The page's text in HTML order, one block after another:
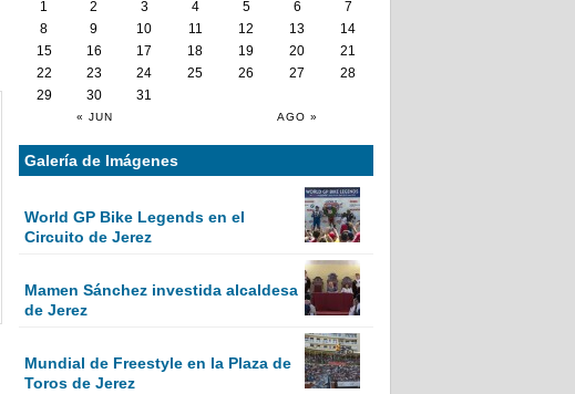
« JUN AGO »
1 2 3 4 5 6
7
8
9 10 11 12 13
14
15
16 17 18 19 20
21
22
23 24 25 26 27
28
29
30 31
Galería de Imágenes
World GP Bike Legends en el
Circuito de Jerez
Mamen Sánchez investida alcaldesa
de Jerez
Mundial de Freestyle en la Plaza de
Toros de Jerez